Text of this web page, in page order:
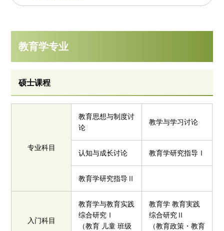
教育学专业
硕士课程
专业科目
教育思想与制度讨
论
教学与学习讨论
认知与成长讨论 教育学研究指导Ⅰ
教育学研究指导Ⅱ
入门科目
教育学与教育实践
综合研究Ⅰ
（教育 儿童 班级
教育学 教育実践
综合研究Ⅱ
（教育政策・教育